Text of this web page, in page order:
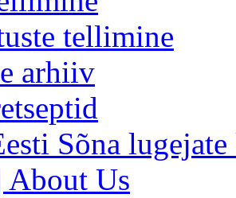
tellimine
arhiiv
Sõna
About Us